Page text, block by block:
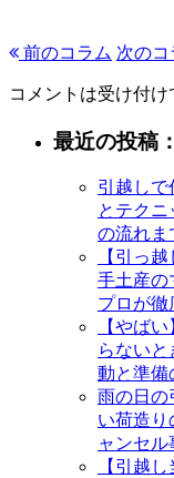
前のコラム 次のコ
コメントは受け付け
最近の投稿：
引越しで
とテクニ
の流れま
【引っ
手土産の
プロが徹
【やば
らない
動と準備
雨の日の
い荷造り
ャンセル
【引越